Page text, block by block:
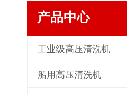
产品中心
工业级高压清洗机
船用高压清洗机